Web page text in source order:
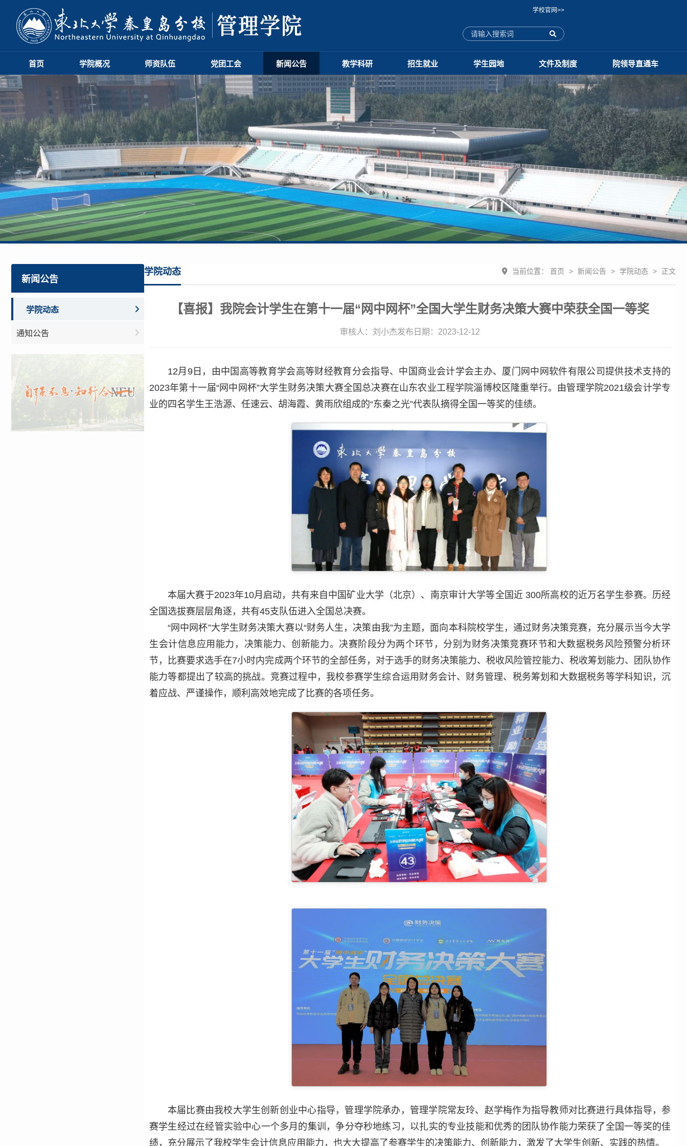
学校官网>>
首页 学院概况 师资队伍 党团工会 新闻公告 教学科研 招生就业 学生园地 文件及制度 院领导直通车
新闻公告
学院动态
通知公告
学院动态 当前位置： 首页 > 新闻公告 > 学院动态 > 正文
【喜报】我院会计学生在第十一届“网中网杯”全国大学生财务决策大赛中荣获全国一等奖
审核人：刘小杰发布日期：2023-12-12
12月9日，由中国高等教育学会高等财经教育分会指导、中国商业会计学会主办、厦门网中网软件有限公司提供技术支持的
2023年第十一届“网中网杯”大学生财务决策大赛全国总决赛在山东农业工程学院淄博校区隆重举行。由管理学院2021级会计学专
业的四名学生王浩源、任速云、胡海霞、黄雨欣组成的“东秦之光”代表队摘得全国一等奖的佳绩。
本届大赛于2023年10月启动，共有来自中国矿业大学（北京）、南京审计大学等全国近 300所高校的近万名学生参赛。历经
全国选拔赛层层角逐，共有45支队伍进入全国总决赛。
“网中网杯”大学生财务决策大赛以“财务人生，决策由我”为主题，面向本科院校学生，通过财务决策竞赛，充分展示当今大学
生会计信息应用能力，决策能力、创新能力。决赛阶段分为两个环节，分别为财务决策竞赛环节和大数据税务风险预警分析环
节，比赛要求选手在7小时内完成两个环节的全部任务，对于选手的财务决策能力、税收风险管控能力、税收筹划能力、团队协作
能力等都提出了较高的挑战。竞赛过程中，我校参赛学生综合运用财务会计、财务管理、税务筹划和大数据税务等学科知识，沉
着应战、严谨操作，顺利高效地完成了比赛的各项任务。
本届比赛由我校大学生创新创业中心指导，管理学院承办，管理学院常友玲、赵学梅作为指导教师对比赛进行具体指导，参
赛学生经过在经管实验中心一个多月的集训，争分夺秒地练习，以扎实的专业技能和优秀的团队协作能力荣获了全国一等奖的佳
绩，充分展示了我校学生会计信息应用能力，也大大提高了参赛学生的决策能力、创新能力，激发了大学生创新、实践的热情。